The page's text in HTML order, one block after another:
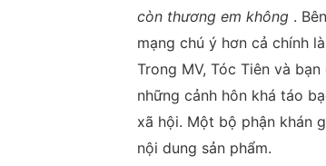
còn thương em không .
mạng chú ý hơn cả chính
Trong MV, Tóc Tiên và
những cảnh hôn khá táo
xã hội. Một bộ phận khán
nội dung sản phẩm.